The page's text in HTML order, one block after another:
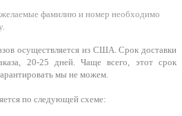
фамилию и номер необходимо
осуществляется из США. Срок доставки
20-25 дней. Чаще всего, этот срок
мы не можем.
по следующей схеме: